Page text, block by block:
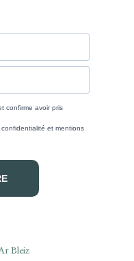
confirme avoir pris
et mentions
Bleiz